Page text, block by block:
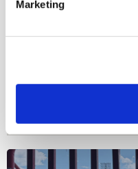
Marketing
AUG